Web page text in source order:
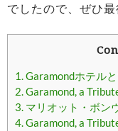
でしたので、ぜひ最
1.Garamondホテル
2.Garamond, a
3. マリオット・ボン
4.Garamond, a